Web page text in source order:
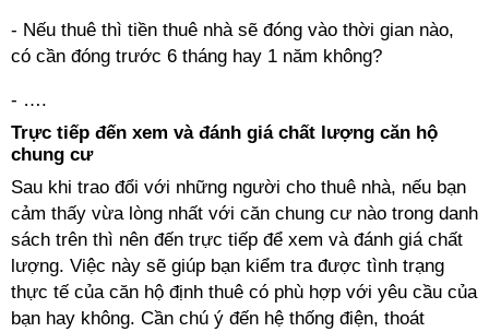
- Nếu thuê thì tiền thuê nhà sẽ đóng vào thời gian nào,
có cần đóng trước 6 tháng hay 1 năm không?
- ….
Trực tiếp đến xem và đánh giá chất lượng căn hộ
chung cư
Sau khi trao đổi với những người cho thuê nhà, nếu bạn
cảm thấy vừa lòng nhất với căn chung cư nào trong danh
sách trên thì nên đến trực tiếp để xem và đánh giá chất
lượng. Việc này sẽ giúp bạn kiểm tra được tình trạng
thực tế của căn hộ định thuê có phù hợp với yêu cầu của
bạn hay không. Cần chú ý đến hệ thống điện, thoát